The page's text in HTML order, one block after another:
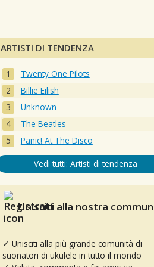
ARTISTI DI TENDENZA
Twenty One Pilots
Billie Eilish
Unknown
The Beatles
Panic! At The Disco
Vedi tutti: Artisti di tendenza
Unisciti alla nostra
✓ Unisciti alla più grande comunità di
suonatori di ukulele in tutto il mondo